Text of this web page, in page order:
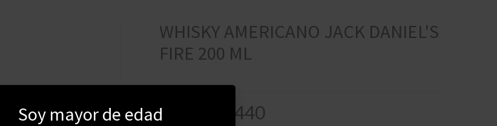
WHISKY AMERICANO JACK DANIEL'S
FIRE 200 ML
$ 440
Soy mayor de edad